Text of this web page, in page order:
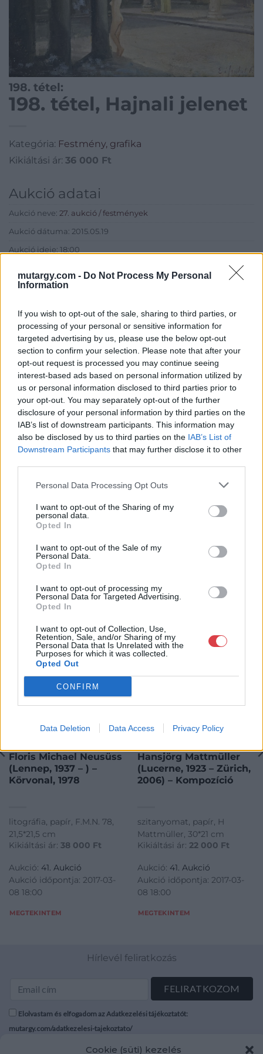
mutargy.com - Do Not Process My Personal
Information
If you wish to opt-out of the sale, sharing to third parties, or
processing of your personal or sensitive information for
targeted advertising by us, please use the below opt-out
section to confirm your selection. Please note that after your
opt-out request is processed you may continue seeing
interest-based ads based on personal information utilized by
us or personal information disclosed to third parties prior to
your opt-out. You may separately opt-out of the further
disclosure of your personal information by third parties on the
IAB’s list of downstream participants. This information may
also be disclosed by us to third parties on the IAB’s List of
Downstream Participants that may further disclose it to other
Personal Data Processing Opt Outs
I want to opt-out of the Sharing of my
personal data.
Opted In
I want to opt-out of the Sale of my
Personal Data.
Opted In
I want to opt-out of processing my
Personal Data for Targeted Advertising.
Opted In
I want to opt-out of Collection, Use,
Retention, Sale, and/or Sharing of my
Personal Data that Is Unrelated with the
Purposes for which it was collected.
Opted Out
CONFIRM
Data Deletion Data Access Privacy Policy
Cookie (süti) kezelés
198. tétel:
198. tétel, Hajnali jelenet
Kategória: Festmény, grafika
Kikiáltási ár: 36 000 Ft
Aukció adatai
Aukció neve: 27. aukció / festmények
Aukció dátuma: 2015.05.19
Aukció ideje: 18:00
Tételszám: 198
Eladó adatai
Eladó:Biksady Galéria
Cím: Törő Tamás
Biksady Galéria Kft.
1055, Budapest, Falk Miksa u.
24-26.
Telefon: 061/784-1111 061/780-
9307
Weboldal:
http://www.biksady.com
GALÉRIA TOVÁBBI MŰTÁRGYAI
KAPCSOLÓDÓ MŰTÁRGYAK
Floris Michael Neusüss
(Lennep, 1937 – ) –
Körvonal, 1978
litográfia, papír, F.M.N. 78,
21,5*21,5 cm
Kikiáltási ár: 38 000 Ft
Aukció: 41. Aukció
Aukció időpontja: 2017-03-
08 18:00
MEGTEKINTEM
FESTMÉNY, GRAFIKA
Hansjörg Mattmüller
(Lucerne, 1923 – Zürich,
2006) – Kompozíció
szitanyomat, papír, H
Mattmüller, 30*21 cm
Kikiáltási ár: 22 000 Ft
Aukció: 41. Aukció
Aukció időpontja: 2017-03-
08 18:00
MEGTEKINTEM
Hírlevél feliratkozás
Elolvastam és elfogadom az Adatkezelési tájékoztatót:
mutargy.com/adatkezelesi-tajekoztato/